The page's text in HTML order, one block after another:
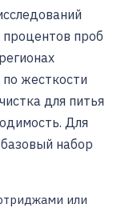
проб
жесткости
для питья
Для
набор
или